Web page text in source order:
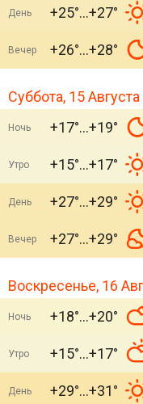
День +25° +27°
Вечер +26° +28°
Суббота, 15 Августа
Ночь +17° +19°
Утро +15° +17°
День +27° +29°
Вечер +27° +29°
Воскресенье, 16
Ночь +18° +20°
Утро +15° +17°
День +29° +31°